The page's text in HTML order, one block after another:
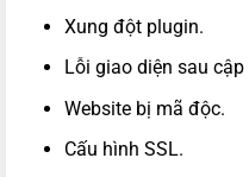
Xung đột plugin.
Lỗi giao diện sau cập
Website bị mã độc.
Cấu hình SSL.